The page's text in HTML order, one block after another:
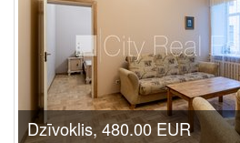
Dzīvoklis, 480.00 EUR